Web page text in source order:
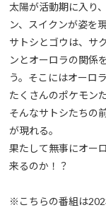
太陽が活動期に入り
ン、スイクンが姿を
サトシとゴウは、サ
ンとオーロラの関係
う。そこにはオーロ
たくさんのポケモン
そんなサトシたちの
が現れる。
果たして無事にオー
来るのか！？
※こちらの番組は